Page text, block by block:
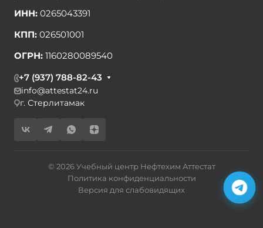
ИНН: 0265043391
КПП: 026501001
ОГРН: 1160280089540
+7 (937) 788-82-43
info@attestat24.ru
г. Стерлитамак
© 2026 Учебный центр Нефтехим Аттестат
Политика конфиденциальности
Версия для слабовидящих